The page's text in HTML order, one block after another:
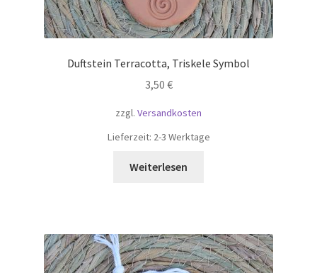
Duftstein Terracotta, Triskele Symbol
3,50 €
zzgl. Versandkosten
Lieferzeit: 2-3 Werktage
Weiterlesen